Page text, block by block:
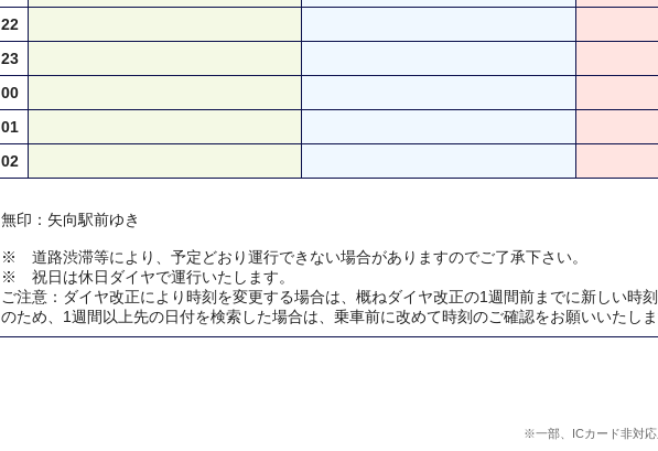
22
23
00
01
02
無印：矢向駅前ゆき
※ 道路渋滞等により、予定どおり運行できない場合がありますのでご了承下さい。
※ 祝日は休日ダイヤで運行いたします。
ご注意：ダイヤ改正により時刻を変更する場合は、概ねダイヤ改正の1週間前までに新しい時
のため、1週間以上先の日付を検索した場合は、乗車前に改めて時刻のご確認をお願いいたしま
※一部、ICカード非対応